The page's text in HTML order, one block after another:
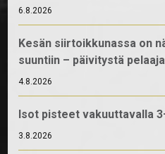
6.8.2026
Kesän siirtoikkunassa on
suuntiin – päivitystä
4.8.2026
Isot pisteet vakuuttavalla
3.8.2026